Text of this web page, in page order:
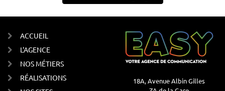
ACCUEIL
L'AGENCE
NOS MÉTIERS
RÉALISATIONS
18A, Avenue Albin Gilles